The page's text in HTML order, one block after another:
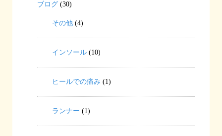
ブログ (30)
その他 (4)
インソール (10)
ヒールでの痛み (1)
ランナー (1)